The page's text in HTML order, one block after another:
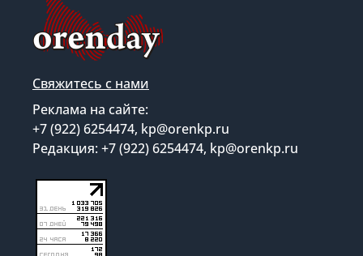
Свяжитесь с нами
Реклама на сайте:
+7 (922) 6254474, kp@orenkp.ru
Редакция: +7 (922) 6254474, kp@orenkp.ru